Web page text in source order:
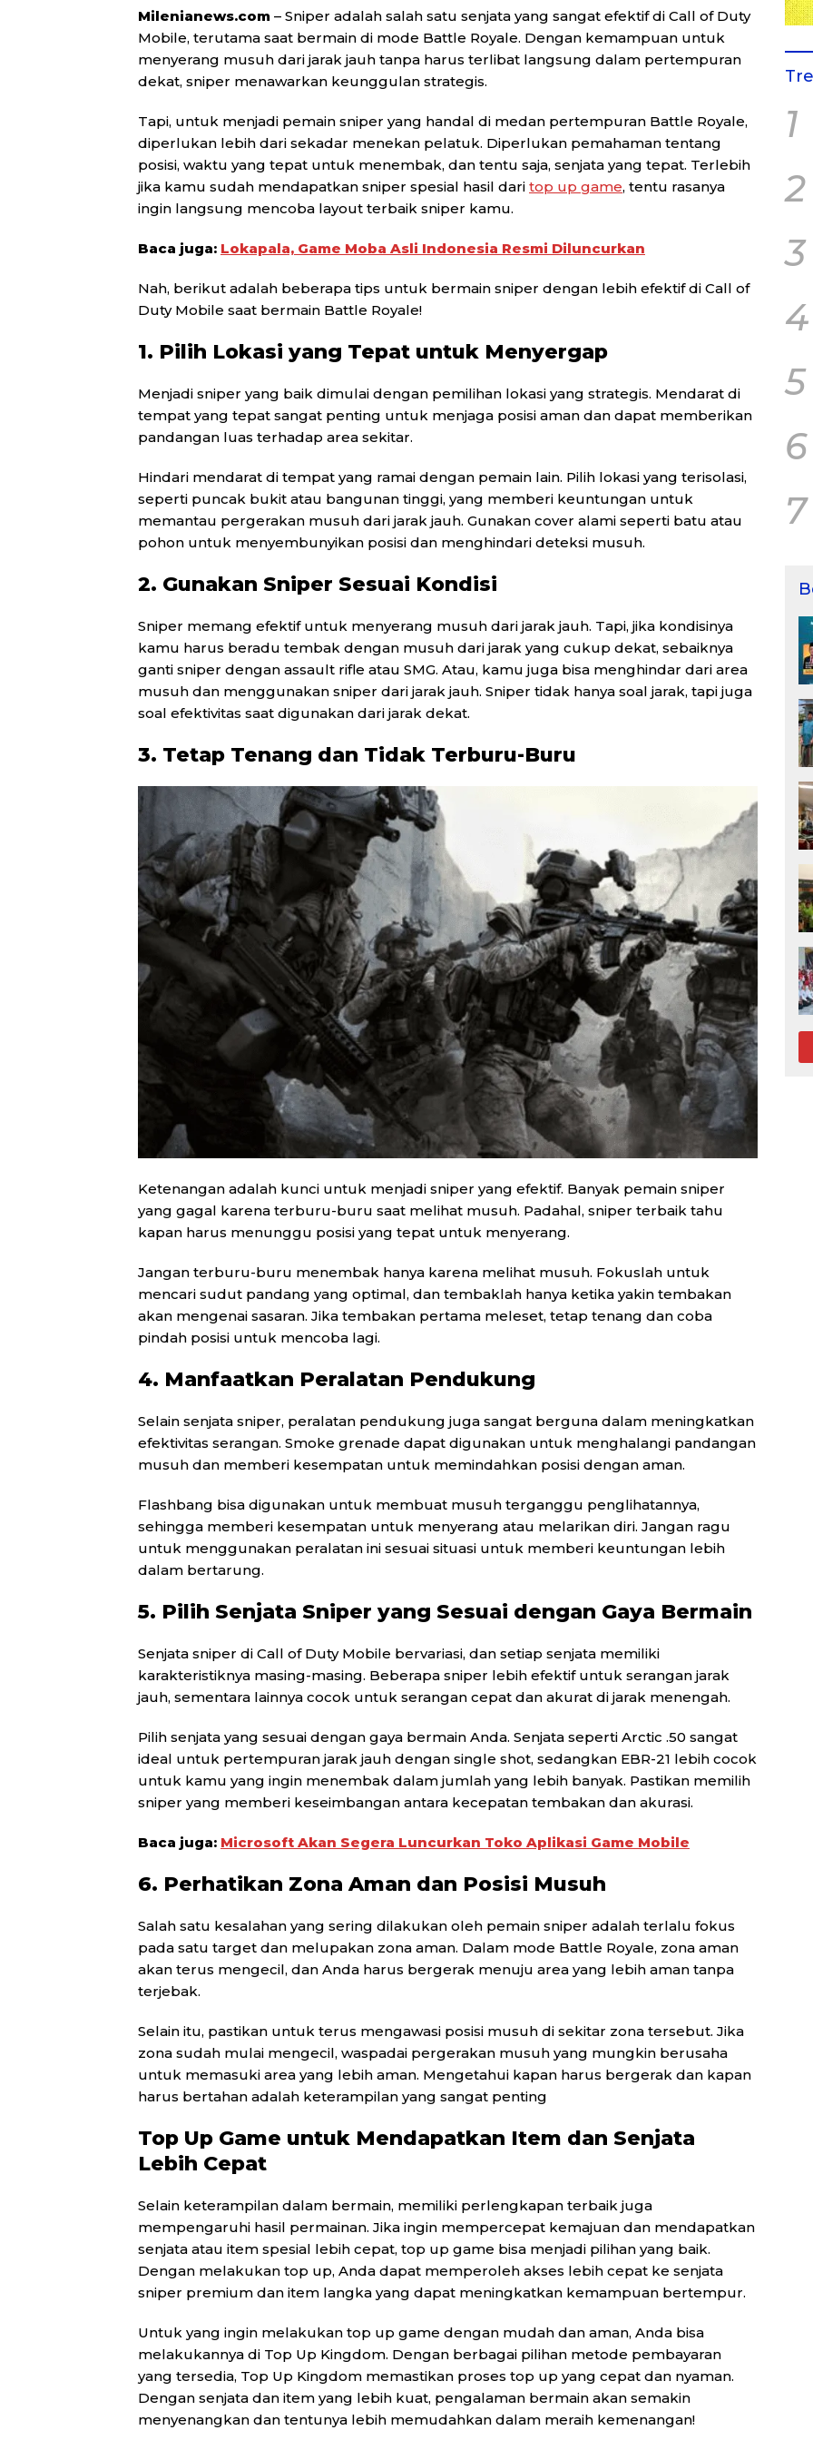
Milenianews.com – Sniper adalah salah satu senjata yang sangat efektif di Call of Duty
Mobile, terutama saat bermain di mode Battle Royale. Dengan kemampuan untuk
menyerang musuh dari jarak jauh tanpa harus terlibat langsung dalam pertempuran
dekat, sniper menawarkan keunggulan strategis.
Tapi, untuk menjadi pemain sniper yang handal di medan pertempuran Battle Royale,
diperlukan lebih dari sekadar menekan pelatuk. Diperlukan pemahaman tentang
posisi, waktu yang tepat untuk menembak, dan tentu saja, senjata yang tepat. Terlebih
jika kamu sudah mendapatkan sniper spesial hasil dari top up game, tentu rasanya
ingin langsung mencoba layout terbaik sniper kamu.
Baca juga: Lokapala, Game Moba Asli Indonesia Resmi Diluncurkan
Nah, berikut adalah beberapa tips untuk bermain sniper dengan lebih efektif di Call of
Duty Mobile saat bermain Battle Royale!
1. Pilih Lokasi yang Tepat untuk Menyergap
Menjadi sniper yang baik dimulai dengan pemilihan lokasi yang strategis. Mendarat di
tempat yang tepat sangat penting untuk menjaga posisi aman dan dapat memberikan
pandangan luas terhadap area sekitar.
Hindari mendarat di tempat yang ramai dengan pemain lain. Pilih lokasi yang terisolasi,
seperti puncak bukit atau bangunan tinggi, yang memberi keuntungan untuk
memantau pergerakan musuh dari jarak jauh. Gunakan cover alami seperti batu atau
pohon untuk menyembunyikan posisi dan menghindari deteksi musuh.
2. Gunakan Sniper Sesuai Kondisi
Sniper memang efektif untuk menyerang musuh dari jarak jauh. Tapi, jika kondisinya
kamu harus beradu tembak dengan musuh dari jarak yang cukup dekat, sebaiknya
ganti sniper dengan assault rifle atau SMG. Atau, kamu juga bisa menghindar dari area
musuh dan menggunakan sniper dari jarak jauh. Sniper tidak hanya soal jarak, tapi juga
soal efektivitas saat digunakan dari jarak dekat.
3. Tetap Tenang dan Tidak Terburu-Buru
Ketenangan adalah kunci untuk menjadi sniper yang efektif. Banyak pemain sniper
yang gagal karena terburu-buru saat melihat musuh. Padahal, sniper terbaik tahu
kapan harus menunggu posisi yang tepat untuk menyerang.
Jangan terburu-buru menembak hanya karena melihat musuh. Fokuslah untuk
mencari sudut pandang yang optimal, dan tembaklah hanya ketika yakin tembakan
akan mengenai sasaran. Jika tembakan pertama meleset, tetap tenang dan coba
pindah posisi untuk mencoba lagi.
4. Manfaatkan Peralatan Pendukung
Selain senjata sniper, peralatan pendukung juga sangat berguna dalam meningkatkan
efektivitas serangan. Smoke grenade dapat digunakan untuk menghalangi pandangan
musuh dan memberi kesempatan untuk memindahkan posisi dengan aman.
Flashbang bisa digunakan untuk membuat musuh terganggu penglihatannya,
sehingga memberi kesempatan untuk menyerang atau melarikan diri. Jangan ragu
untuk menggunakan peralatan ini sesuai situasi untuk memberi keuntungan lebih
dalam bertarung.
5. Pilih Senjata Sniper yang Sesuai dengan Gaya Bermain
Senjata sniper di Call of Duty Mobile bervariasi, dan setiap senjata memiliki
karakteristiknya masing-masing. Beberapa sniper lebih efektif untuk serangan jarak
jauh, sementara lainnya cocok untuk serangan cepat dan akurat di jarak menengah.
Pilih senjata yang sesuai dengan gaya bermain Anda. Senjata seperti Arctic .50 sangat
ideal untuk pertempuran jarak jauh dengan single shot, sedangkan EBR-21 lebih cocok
untuk kamu yang ingin menembak dalam jumlah yang lebih banyak. Pastikan memilih
sniper yang memberi keseimbangan antara kecepatan tembakan dan akurasi.
Baca juga: Microsoft Akan Segera Luncurkan Toko Aplikasi Game Mobile
6. Perhatikan Zona Aman dan Posisi Musuh
Salah satu kesalahan yang sering dilakukan oleh pemain sniper adalah terlalu fokus
pada satu target dan melupakan zona aman. Dalam mode Battle Royale, zona aman
akan terus mengecil, dan Anda harus bergerak menuju area yang lebih aman tanpa
terjebak.
Selain itu, pastikan untuk terus mengawasi posisi musuh di sekitar zona tersebut. Jika
zona sudah mulai mengecil, waspadai pergerakan musuh yang mungkin berusaha
untuk memasuki area yang lebih aman. Mengetahui kapan harus bergerak dan kapan
harus bertahan adalah keterampilan yang sangat penting
Top Up Game untuk Mendapatkan Item dan Senjata
Lebih Cepat
Selain keterampilan dalam bermain, memiliki perlengkapan terbaik juga
mempengaruhi hasil permainan. Jika ingin mempercepat kemajuan dan mendapatkan
senjata atau item spesial lebih cepat, top up game bisa menjadi pilihan yang baik.
Dengan melakukan top up, Anda dapat memperoleh akses lebih cepat ke senjata
sniper premium dan item langka yang dapat meningkatkan kemampuan bertempur.
Untuk yang ingin melakukan top up game dengan mudah dan aman, Anda bisa
melakukannya di Top Up Kingdom. Dengan berbagai pilihan metode pembayaran
yang tersedia, Top Up Kingdom memastikan proses top up yang cepat dan nyaman.
Dengan senjata dan item yang lebih kuat, pengalaman bermain akan semakin
menyenangkan dan tentunya lebih memudahkan dalam meraih kemenangan!
1
2
3
4
5
6
7